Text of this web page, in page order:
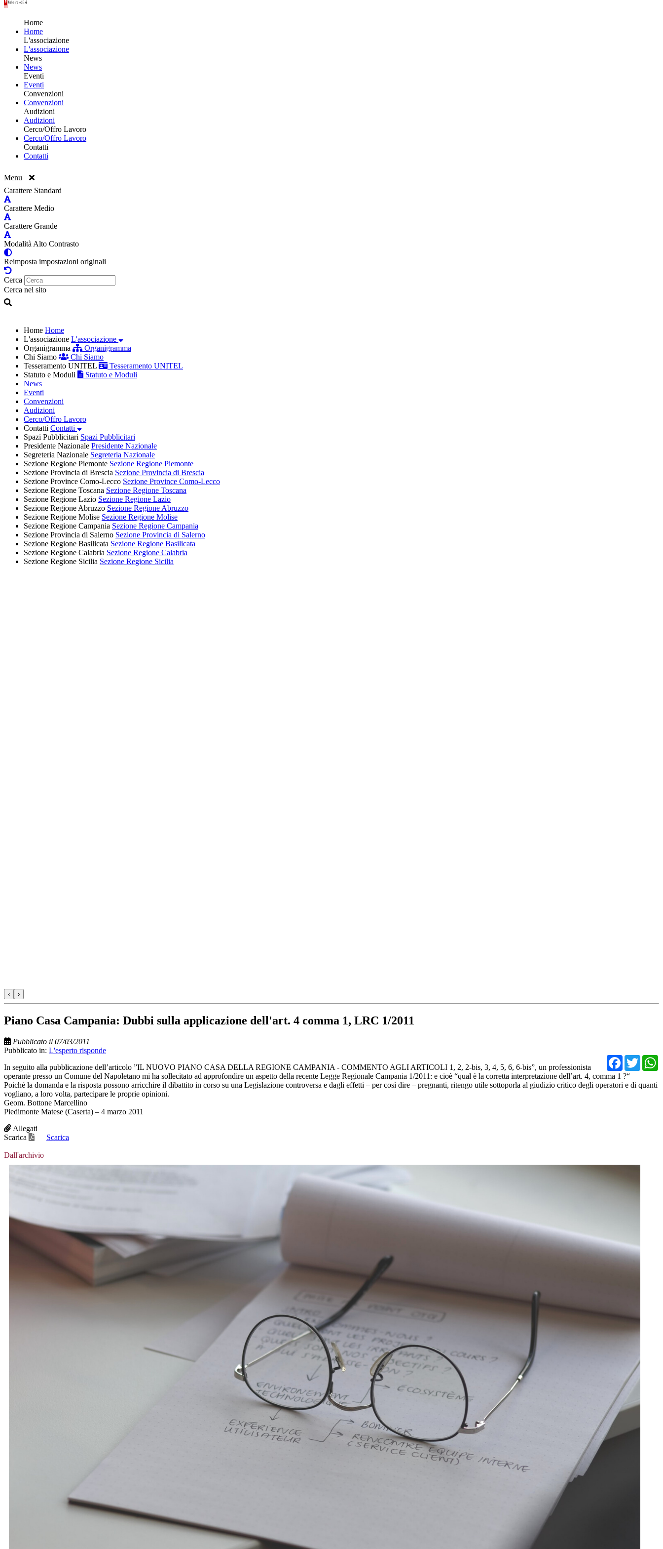
Home
Home
L'associazione
L'associazione
News
News
Eventi
Eventi
Convenzioni
Convenzioni
Audizioni
Audizioni
Cerco/Offro Lavoro
Cerco/Offro Lavoro
Contatti
Contatti
Menu
Carattere Standard
Carattere Medio
Carattere Grande
Modalità Alto Contrasto
Reimposta impostazioni originali
Cerca
Cerca nel sito
Home Home
L'associazione L'associazione
Organigramma
Organigramma
Chi Siamo
Chi Siamo
Tesseramento UNITEL
Tesseramento UNITEL
Statuto e Moduli
Statuto e Moduli
News
Eventi
Convenzioni
Audizioni
Cerco/Offro Lavoro
Contatti Contatti
Spazi Pubblicitari Spazi Pubblicitari
Presidente Nazionale Presidente Nazionale
Segreteria Nazionale Segreteria Nazionale
Sezione Regione Piemonte Sezione Regione Piemonte
Sezione Provincia di Brescia Sezione Provincia di Brescia
Sezione Province Como-Lecco Sezione Province Como-Lecco
Sezione Regione Toscana Sezione Regione Toscana
Sezione Regione Lazio Sezione Regione Lazio
Sezione Regione Abruzzo Sezione Regione Abruzzo
Sezione Regione Molise Sezione Regione Molise
Sezione Regione Campania Sezione Regione Campania
Sezione Provincia di Salerno Sezione Provincia di Salerno
Sezione Regione Basilicata Sezione Regione Basilicata
Sezione Regione Calabria Sezione Regione Calabria
Sezione Regione Sicilia Sezione Regione Sicilia
‹ ›
Piano Casa Campania: Dubbi sulla applicazione dell'art. 4 comma 1, LRC 1/2011
Pubblicato il 07/03/2011
Pubblicato in: L'esperto risponde
In seguito alla pubblicazione dell’articolo ”IL NUOVO PIANO CASA DELLA REGIONE CAMPANIA - COMMENTO AGLI ARTICOLI 1, 2, 2-bis, 3, 4, 5, 6, 6-bis”, un professionista
operante presso un Comune del Napoletano mi ha sollecitato ad approfondire un aspetto della recente Legge Regionale Campania 1/2011: e cioè “qual è la corretta interpretazione dell’art. 4, comma 1 ?“
Poiché la domanda e la risposta possono arricchire il dibattito in corso su una Legislazione controversa e dagli effetti – per così dire – pregnanti, ritengo utile sottoporla al giudizio critico degli operatori e di quanti
vogliano, a loro volta, partecipare le proprie opinioni.
Geom. Bottone Marcellino
Piedimonte Matese (Caserta) – 4 marzo 2011
Allegati
Scarica
Scarica
Dall'archivio